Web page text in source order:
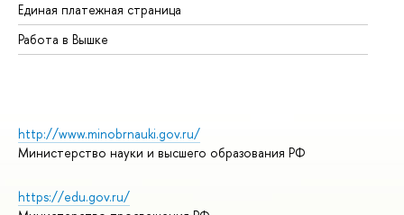
Единая платежная страница
Работа в Вышке
http://www.minobrnauki.gov.ru/
Министерство науки и высшего образования РФ
https://edu.gov.ru/